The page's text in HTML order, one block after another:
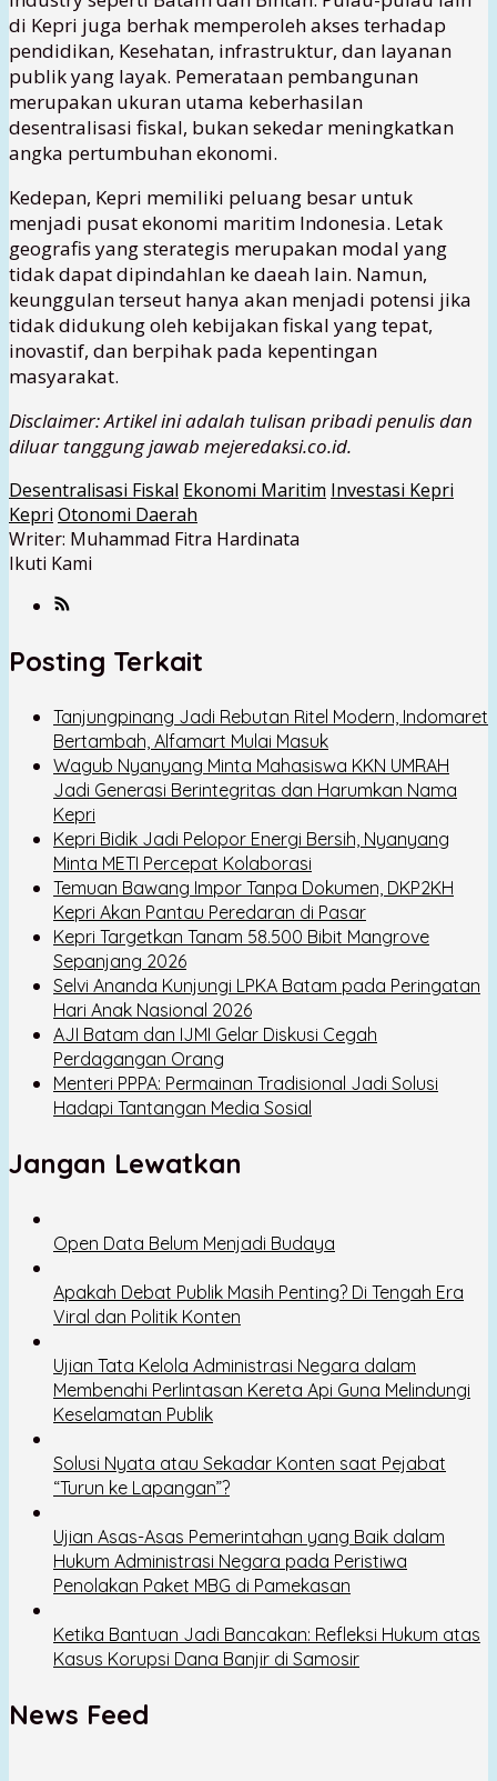
di Kepri juga berhak memperoleh akses terhadap
pendidikan, Kesehatan, infrastruktur, dan layanan
publik yang layak. Pemerataan pembangunan
merupakan ukuran utama keberhasilan
desentralisasi fiskal, bukan sekedar meningkatkan
angka pertumbuhan ekonomi.
Kedepan, Kepri memiliki peluang besar untuk
menjadi pusat ekonomi maritim Indonesia. Letak
geografis yang sterategis merupakan modal yang
tidak dapat dipindahlan ke daeah lain. Namun,
keunggulan terseut hanya akan menjadi potensi jika
tidak didukung oleh kebijakan fiskal yang tepat,
inovastif, dan berpihak pada kepentingan
masyarakat.
Disclaimer: Artikel ini adalah tulisan pribadi penulis dan
diluar tanggung jawab mejeredaksi.co.id.
Desentralisasi Fiskal Ekonomi Maritim Investasi Kepri
Kepri Otonomi Daerah
Writer: Muhammad Fitra Hardinata
Ikuti Kami
Posting Terkait
Tanjungpinang Jadi Rebutan Ritel Modern, Indomaret
Bertambah, Alfamart Mulai Masuk
Wagub Nyanyang Minta Mahasiswa KKN UMRAH
Jadi Generasi Berintegritas dan Harumkan Nama
Kepri
Kepri Bidik Jadi Pelopor Energi Bersih, Nyanyang
Minta METI Percepat Kolaborasi
Temuan Bawang Impor Tanpa Dokumen, DKP2KH
Kepri Akan Pantau Peredaran di Pasar
Kepri Targetkan Tanam 58.500 Bibit Mangrove
Sepanjang 2026
Selvi Ananda Kunjungi LPKA Batam pada Peringatan
Hari Anak Nasional 2026
AJI Batam dan IJMI Gelar Diskusi Cegah
Perdagangan Orang
Menteri PPPA: Permainan Tradisional Jadi Solusi
Hadapi Tantangan Media Sosial
Jangan Lewatkan
Open Data Belum Menjadi Budaya
Apakah Debat Publik Masih Penting? Di Tengah Era
Viral dan Politik Konten
Ujian Tata Kelola Administrasi Negara dalam
Membenahi Perlintasan Kereta Api Guna Melindungi
Keselamatan Publik
Solusi Nyata atau Sekadar Konten saat Pejabat
“Turun ke Lapangan”?
Ujian Asas-Asas Pemerintahan yang Baik dalam
Hukum Administrasi Negara pada Peristiwa
Penolakan Paket MBG di Pamekasan
Ketika Bantuan Jadi Bancakan: Refleksi Hukum atas
Kasus Korupsi Dana Banjir di Samosir
News Feed